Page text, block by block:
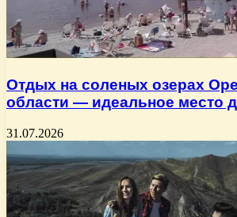
Отдых на соленых озерах
области — идеальное место
31.07.2026